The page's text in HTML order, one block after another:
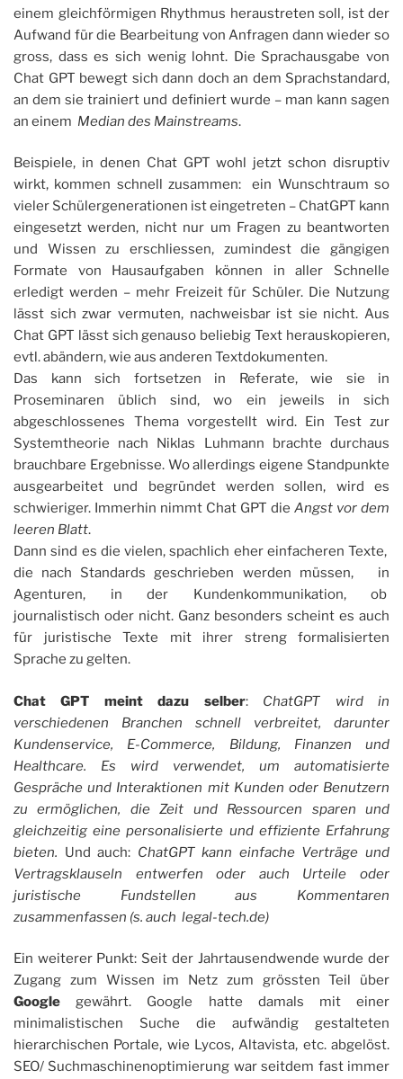
einem gleichförmigen Rhythmus heraustreten soll, ist der
Aufwand für die Bearbeitung von Anfragen dann wieder so
gross, dass es sich wenig lohnt. Die Sprachausgabe von
Chat GPT bewegt sich dann doch an dem Sprachstandard,
an dem sie trainiert und definiert wurde – man kann sagen
an einem Median des Mainstreams.
Beispiele, in denen Chat GPT wohl jetzt schon disruptiv
wirkt, kommen schnell zusammen: ein Wunschtraum so
vieler Schülergenerationen ist eingetreten – ChatGPT kann
eingesetzt werden, nicht nur um Fragen zu beantworten
und Wissen zu erschliessen, zumindest die gängigen
Formate von Hausaufgaben können in aller Schnelle
erledigt werden – mehr Freizeit für Schüler. Die Nutzung
lässt sich zwar vermuten, nachweisbar ist sie nicht. Aus
Chat GPT lässt sich genauso beliebig Text herauskopieren,
evtl. abändern, wie aus anderen Textdokumenten.
Das kann sich fortsetzen in Referate, wie sie in
Proseminaren üblich sind, wo ein jeweils in sich
abgeschlossenes Thema vorgestellt wird. Ein Test zur
Systemtheorie nach Niklas Luhmann brachte durchaus
brauchbare Ergebnisse. Wo allerdings eigene Standpunkte
ausgearbeitet und begründet werden sollen, wird es
schwieriger. Immerhin nimmt Chat GPT die Angst vor dem
leeren Blatt.
Dann sind es die vielen, spachlich eher einfacheren Texte,
die nach Standards geschrieben werden müssen, in
Agenturen, in der Kundenkommunikation, ob
journalistisch oder nicht. Ganz besonders scheint es auch
für juristische Texte mit ihrer streng formalisierten
Sprache zu gelten.
Chat GPT meint dazu selber:ChatGPT wird in
verschiedenen Branchen schnell verbreitet, darunter
Kundenservice, E-Commerce, Bildung, Finanzen und
Healthcare. Es wird verwendet, um automatisierte
Gespräche und Interaktionen mit Kunden oder Benutzern
zu ermöglichen, die Zeit und Ressourcen sparen und
gleichzeitig eine personalisierte und effiziente Erfahrung
bieten. Und auch: ChatGPT kann einfache Verträge und
Vertragsklauseln entwerfen oder auch Urteile oder
juristische Fundstellen aus Kommentaren
zusammenfassen (s. auch legal-tech.de)
Ein weiterer Punkt: Seit der Jahrtausendwende wurde der
Zugang zum Wissen im Netz zum grössten Teil über
Google gewährt. Google hatte damals mit einer
minimalistischen Suche die aufwändig gestalteten
hierarchischen Portale, wie Lycos, Altavista, etc. abgelöst.
SEO/ Suchmaschinenoptimierung war seitdem fast immer